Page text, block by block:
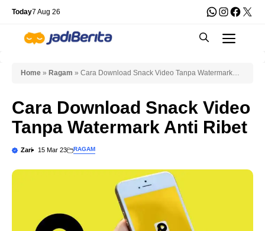
Skip
content
Today7 Aug 26 WhatsApp
X
Home » Ragam » Cara Download Snack Video Tanpa Watermark
Cara Download Snack Video
Tanpa Watermark Anti Ribet
Zari 15 Mar 23 RAGAM